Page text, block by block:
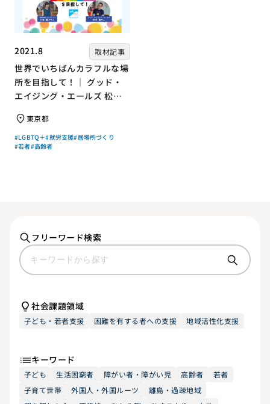
2021.8 取材記事
世界でいちばんカラフルな場
所を目指して！｜ グッド・
エイジング・エールズ 松中
慶子さん【聞き手】
東京都
#LGBTQ＋#就労支援#居場所づくり
#若者#高齢者
フリーワード検索
社会課題領域
子ども・若者支援 困難を有する者への支援 地域活性化支援
キーワード
子ども 生活困窮者 障がい者・障がい児 高齢者
若者
子育て世帯
外国人・外国ルーツ
離島・過疎地域